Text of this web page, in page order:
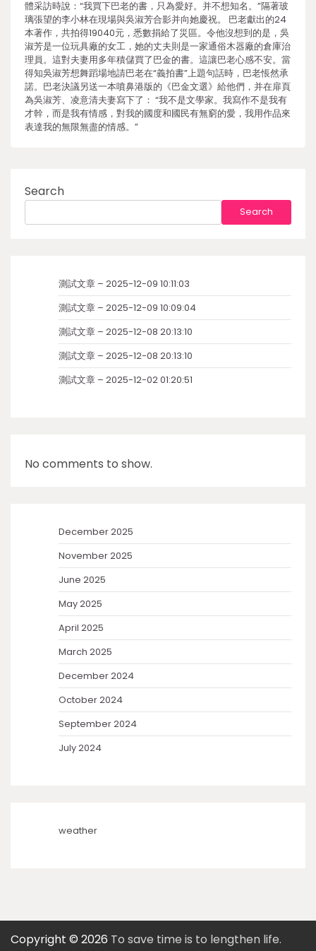
體采訪時說：“我買下巴老的書，只為愛好。并不想知名。”隔著玻
璃張望的李小林在現場與吳淑芳合影并向她慶祝。 巴老獻出的24
本著作，共拍得19040元，悉數捐給了災區。令他沒想到的是，吳
淑芳是一位玩具廠的女工，她的丈夫則是一家通俗木器廠的倉庫治
理員。這對夫妻用多年積儲買了巴金的書。這讓巴老心感不安。當
得知吳淑芳想舞蹈場地請巴老在“義拍書”上題句話時，巴老悵然承
諾。巴老決議另送一本噴鼻港版的《巴金文選》給他們，并在扉頁
為吳淑芳、凌意清夫妻寫下了： “我不是文學家。我寫作不是我有
才幹，而是我有情感，對我的國度和國民有無窮的愛，我用作品來
表達我的無限無盡的情感。”
Search
Search
測試文章 – 2025-12-09 10:11:03
測試文章 – 2025-12-09 10:09:04
測試文章 – 2025-12-08 20:13:10
測試文章 – 2025-12-08 20:13:10
測試文章 – 2025-12-02 01:20:51
No comments to show.
December 2025
November 2025
June 2025
May 2025
April 2025
March 2025
December 2024
October 2024
September 2024
July 2024
weather
Copyright © 2026 To save time is to lengthen life.